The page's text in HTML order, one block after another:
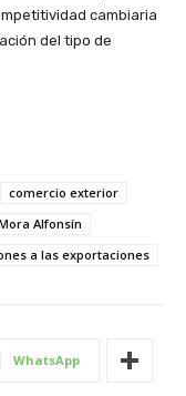
cambiaria
del tipo de
comercio exterior
Alfonsín
a las exportaciones
WhatsApp